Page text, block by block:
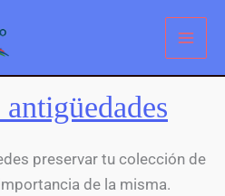
preservar tu colección de
de la misma.